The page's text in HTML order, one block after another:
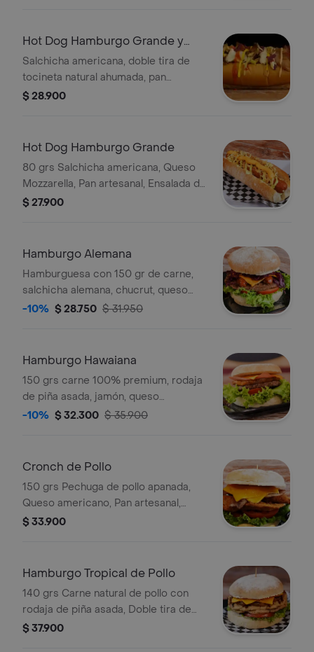
Hot Dog Hamburgo Grande y
Tocineta
Salchicha americana, doble tira de
tocineta natural ahumada, pan
artesanal, doble queso mozzarella,
$ 28.900
Hot Dog Hamburgo Grande
80 grs Salchicha americana, Queso
Mozzarella, Pan artesanal, Ensalada de
repollo y zanahoria, Salsas de la casa
$ 27.900
Hamburgo Alemana
Hamburguesa con 150 gr de carne,
salchicha alemana, chucrut, queso
americano, pan artesanal, lechuga,
-10% $ 28.750 $ 31.950
Hamburgo Hawaiana
150 grs carne 100% premium, rodaja
de piña asada, jamón, queso
americano, pan artesanal, lechuga,
-10% $ 32.300 $ 35.900
Cronch de Pollo
150 grs Pechuga de pollo apanada,
Queso americano, Pan artesanal,
lechuga, tomate, Salsas de la casa
$ 33.900
Hamburgo Tropical de Pollo
140 grs Carne natural de pollo con
rodaja de piña asada, Doble tira de
tocineta natural ahumada, Queso
$ 37.900